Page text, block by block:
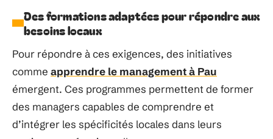
Des formations adaptées pour répondre aux
besoins locaux
Pour répondre à ces exigences, des initiatives
comme apprendre le management à Pau
émergent. Ces programmes permettent de former
des managers capables de comprendre et
d’intégrer les spécificités locales dans leurs